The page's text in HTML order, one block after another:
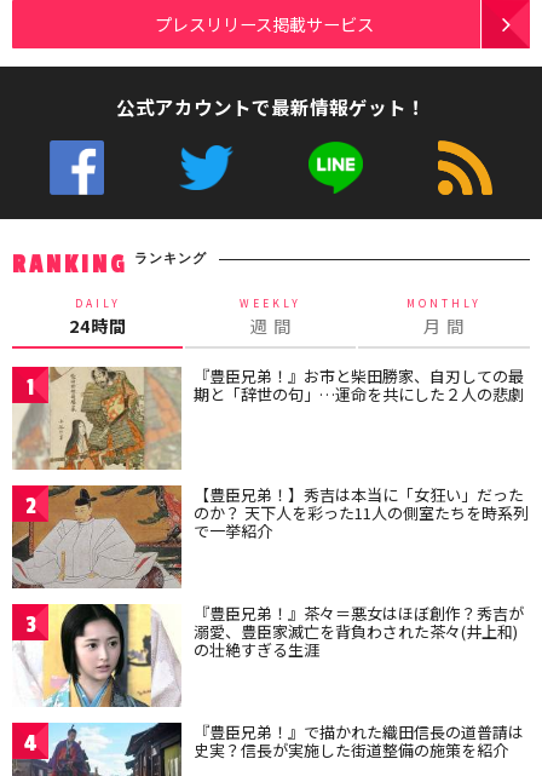
プレスリリース掲載サービス
公式アカウントで最新情報ゲット！
RANKING ランキング
DAILY
24時間
WEEKLY
週 間
MONTHLY
月 間
1 『豊臣兄弟！』お市と柴田勝家、自刃しての最
期と「辞世の句」…運命を共にした２人の悲劇
2 【豊臣兄弟！】秀吉は本当に「女狂い」だった
のか？ 天下人を彩った11人の側室たちを時系列
で一挙紹介
3 『豊臣兄弟！』茶々＝悪女はほぼ創作？秀吉が
溺愛、豊臣家滅亡を背負わされた茶々(井上和)
の壮絶すぎる生涯
4 『豊臣兄弟！』で描かれた織田信長の道普請は
史実？信長が実施した街道整備の施策を紹介